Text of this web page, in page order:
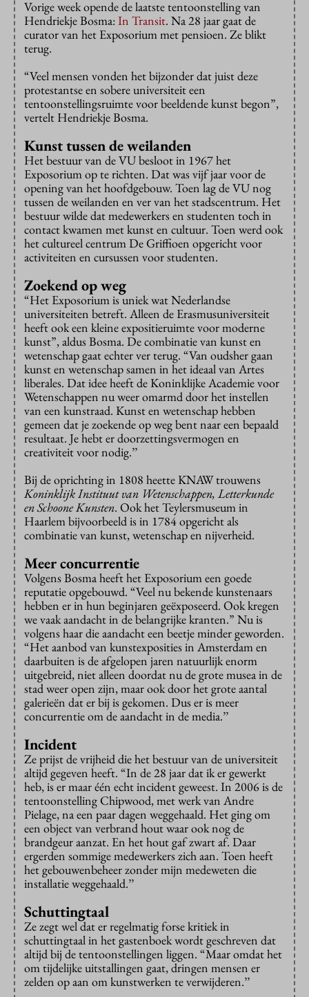
Vorige week opende de laatste tentoonstelling van
Hendriekje Bosma:In Transit. Na 28 jaar gaat de
curator van het Exposorium met pensioen. Ze blikt
terug.
“Veel mensen vonden het bijzonder dat juist deze
protestantse en sobere universiteit een
tentoonstellingsruimte voor beeldende kunst begon”,
vertelt Hendriekje Bosma.
Kunst tussen de weilanden
Het bestuur van de VU besloot in 1967 het
Exposorium op te richten. Dat was vijf jaar voor de
opening van het hoofdgebouw. Toen lag de VU nog
tussen de weilanden en ver van het stadscentrum. Het
bestuur wilde dat medewerkers en studenten toch in
contact kwamen met kunst en cultuur. Toen werd ook
het cultureel centrum De Griffioen opgericht voor
activiteiten en cursussen voor studenten.
Zoekend op weg
“Het Exposorium is uniek wat Nederlandse
universiteiten betreft. Alleen de Erasmusuniversiteit
heeft ook een kleine expositieruimte voor moderne
kunst”, aldus Bosma. De combinatie van kunst en
wetenschap gaat echter ver terug. “Van oudsher gaan
kunst en wetenschap samen in het ideaal van Artes
liberales. Dat idee heeft de Koninklijke Academie voor
Wetenschappen nu weer omarmd door het instellen
van een kunstraad. Kunst en wetenschap hebben
gemeen dat je zoekende op weg bent naar een bepaald
resultaat. Je hebt er doorzettingsvermogen en
creativiteit voor nodig.’’
Bij de oprichting in 1808 heette KNAW trouwens
Koninklijk Instituut van Wetenschappen, Letterkunde
en Schoone Kunsten. Ook het Teylersmuseum in
Haarlem bijvoorbeeld is in 1784 opgericht als
combinatie van kunst, wetenschap en nijverheid.
Meer concurrentie
Volgens Bosma heeft het Exposorium een goede
reputatie opgebouwd. “Veel nu bekende kunstenaars
hebben er in hun beginjaren geëxposeerd. Ook kregen
we vaak aandacht in de belangrijke kranten.” Nu is
volgens haar die aandacht een beetje minder geworden.
“Het aanbod van kunstexposities in Amsterdam en
daarbuiten is de afgelopen jaren natuurlijk enorm
uitgebreid, niet alleen doordat nu de grote musea in de
stad weer open zijn, maar ook door het grote aantal
galerieën dat er bij is gekomen. Dus er is meer
concurrentie om de aandacht in de media.’’
Incident
Ze prijst de vrijheid die het bestuur van de universiteit
altijd gegeven heeft. “In de 28 jaar dat ik er gewerkt
heb, is er maar één echt incident geweest. In 2006 is de
tentoonstelling Chipwood, met werk van Andre
Pielage, na een paar dagen weggehaald. Het ging om
een object van verbrand hout waar ook nog de
brandgeur aanzat. En het hout gaf zwart af. Daar
ergerden sommige medewerkers zich aan. Toen heeft
het gebouwenbeheer zonder mijn medeweten die
installatie weggehaald.’’
Schuttingtaal
Ze zegt wel dat er regelmatig forse kritiek in
schuttingtaal in het gastenboek wordt geschreven dat
altijd bij de tentoonstellingen liggen. “Maar omdat het
om tijdelijke uitstallingen gaat, dringen mensen er
zelden op aan om kunstwerken te verwijderen.’’